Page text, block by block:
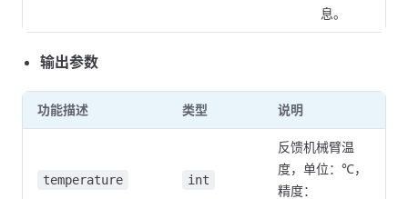
息。
输出参数
功能描述 类型 说明
temperature int
反馈机械臂温
度，单位：℃，
精度：